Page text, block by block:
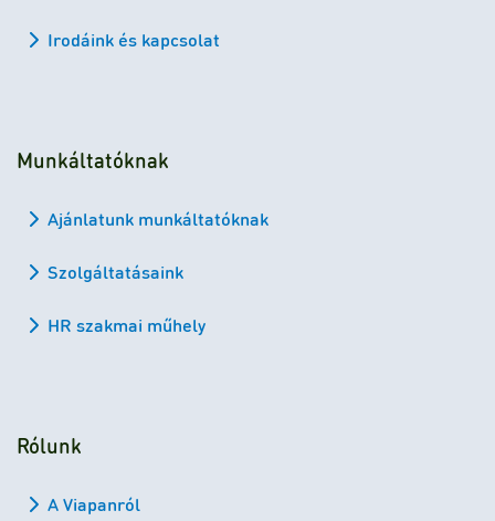
Irodáink és kapcsolat
Munkáltatóknak
Ajánlatunk munkáltatóknak
Szolgáltatásaink
HR szakmai műhely
Rólunk
A Viapanról